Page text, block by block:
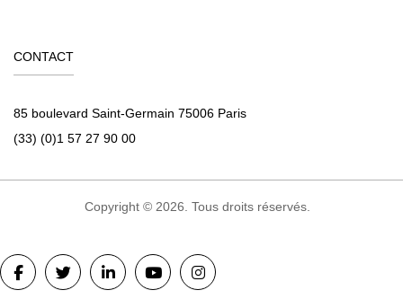
CONTACT
85 boulevard Saint-Germain 75006 Paris
(33) (0)1 57 27 90 00
Copyright © 2026. Tous droits réservés.